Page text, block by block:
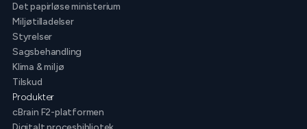
Det papirløse ministerium
Miljøtilladelser
Styrelser
Sagsbehandling
Klima & miljø
Tilskud
Produkter
cBrain F2-platformen